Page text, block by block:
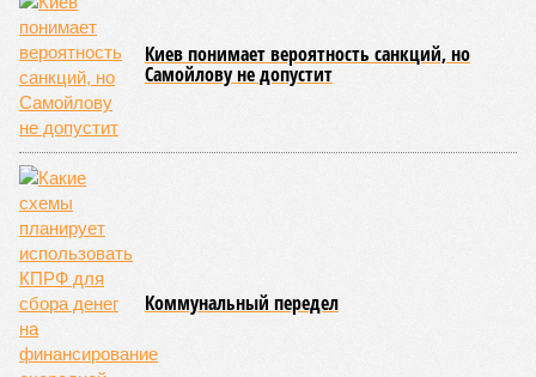
обсуждения стало дистанционное мошенничество.
Специалисты сообщили, что около 67% мошеннических
звонков совершается через мессенджеры. Вместе с тем
меры по выявлению и блокировке опасных интернет-
ресурсов позволили почти на треть сократить количество
подобных преступлений. Важным элементом системы
цифровой безопасности остаётся межведомственное
взаимодействие. Так, Банк России выявляет
подозрительные телефонные номера и интернет-сайты,
после чего направляет сведения операторам связи,
регистраторам доменных имён и в Генеральную
прокуратуру РФ для принятия необходимых мер.
Подводя итоги слушаний, член Общественного совета при
Федеральной службе по контролю за алкогольным и